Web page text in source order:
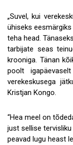
„Suvel, kui
ühiseks
teha head.
tarbijate seas
krooniga. Tänan
poolt
verekeskusega
Kristjan Kongo.
“Hea meel on
just sellise
peavad lugu heast